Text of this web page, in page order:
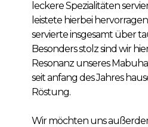
leckere Spezialitäten
leistete hierbei
servierte insgesamt über
Besonders stolz sind wir
Resonanz unseres
seit anfang des Jahres
Röstung.
Wir möchten uns